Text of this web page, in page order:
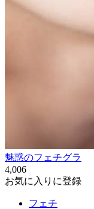
魅惑のフェチグラ
4,006
お気に入りに登録
フェチ